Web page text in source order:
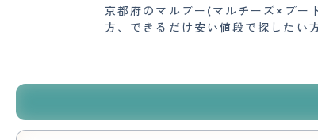
京都府のマルプー(マルチーズ×プー
方、できるだけ安い値段で探したい